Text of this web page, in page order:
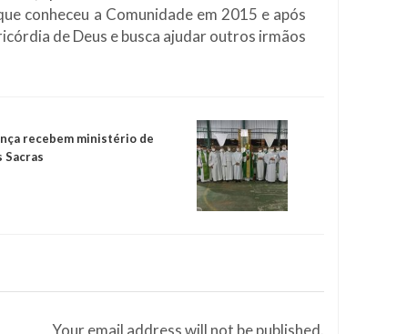
conheceu a Comunidade em 2015 e após
de Deus e busca ajudar outros irmãos
recebem ministério de
Sacras
Your email address will not be published.